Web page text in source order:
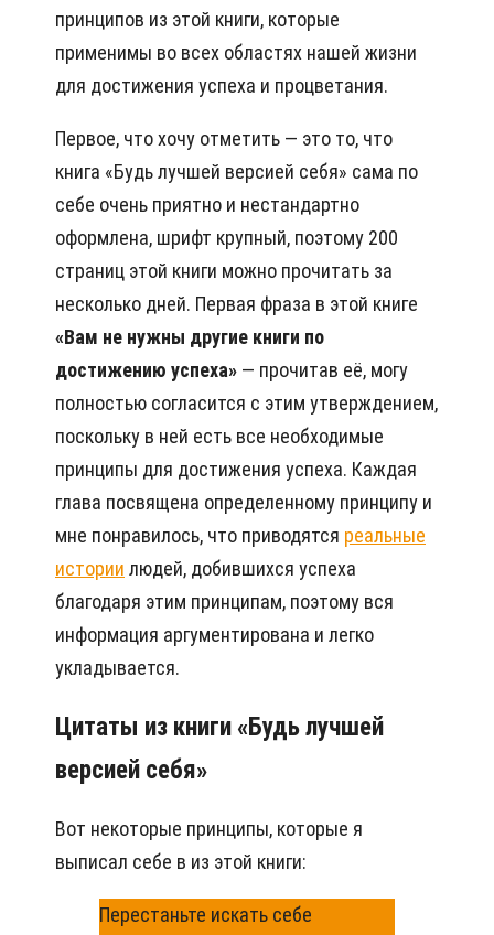
принципов из этой книги, которые
применимы во всех областях нашей жизни
для достижения успеха и процветания.
Первое, что хочу отметить — это то, что
книга «Будь лучшей версией себя» сама по
себе очень приятно и нестандартно
оформлена, шрифт крупный, поэтому 200
страниц этой книги можно прочитать за
несколько дней. Первая фраза в этой книге
«Вам не нужны другие книги по
достижению успеха» — прочитав её, могу
полностью согласится с этим утверждением,
поскольку в ней есть все необходимые
принципы для достижения успеха. Каждая
глава посвящена определенному принципу и
мне понравилось, что приводятся реальные
истории людей, добившихся успеха
благодаря этим принципам, поэтому вся
информация аргументирована и легко
укладывается.
Цитаты из книги «Будь лучшей
версией себя»
Вот некоторые принципы, которые я
выписал себе в из этой книги:
Перестаньте искать себе